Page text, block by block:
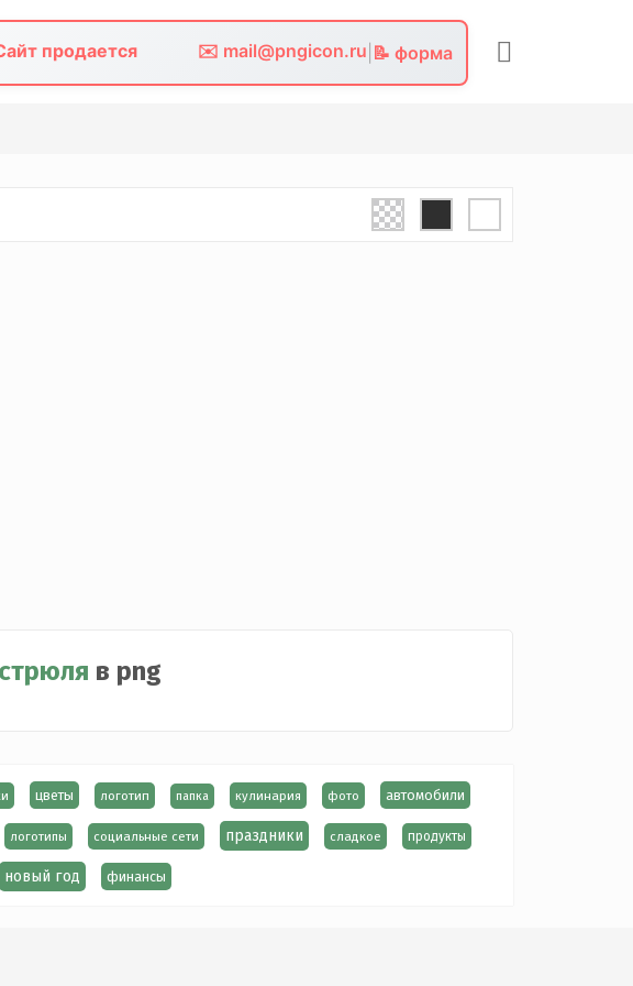
продается ✉️ mail@pngicon.ru 📝 форма
в png
цветы логотип папка кулинария фото автомобили
логотипы социальные сети праздники сладкое продукты
новый год финансы